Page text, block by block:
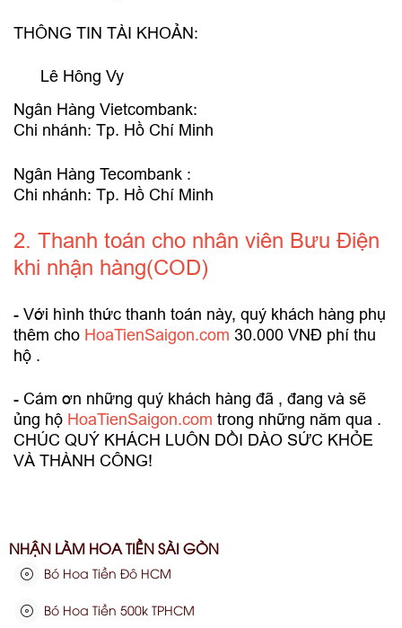
THÔNG TIN TÀI KHOẢN:
Lê Hông Vy
Ngân Hàng Vietcombank:
Chi nhánh: Tp. Hồ Chí Minh
Ngân Hàng Tecombank :
Chi nhánh: Tp. Hồ Chí Minh
2. Thanh toán cho nhân viên Bưu Điện
khi nhận hàng(COD)
- Với hình thức thanh toán này, quý khách hàng phụ
thêm cho HoaTienSaigon.com 30.000 VNĐ phí thu
hộ .
- Cám ơn những quý khách hàng đã , đang và sẽ
ủng hộ HoaTienSaigon.com trong những năm qua .
CHÚC QUÝ KHÁCH LUÔN DỒI DÀO SỨC KHỎE
VÀ THÀNH CÔNG!
NHẬN LÀM HOA TIỀN SÀI GÒN
Bó Hoa Tiền Đô HCM
Bó Hoa Tiền 500k TPHCM